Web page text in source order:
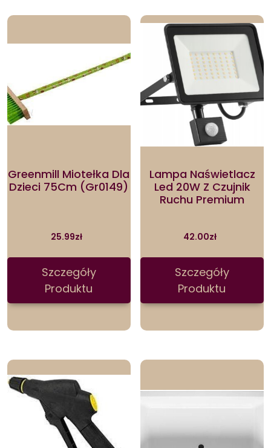
Greenmill Miotełka Dla
Dzieci 75Cm (Gr0149)
25.99zł
Szczegóły
Produktu
Lampa Naświetlacz
Led 20W Z Czujnik
Ruchu Premium
42.00zł
Szczegóły
Produktu